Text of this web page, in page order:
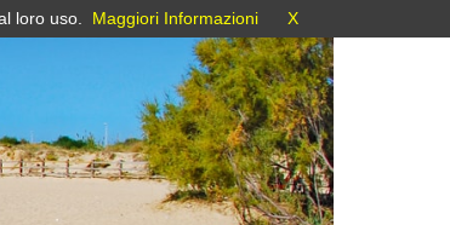
loro uso. Maggiori Informazioni X